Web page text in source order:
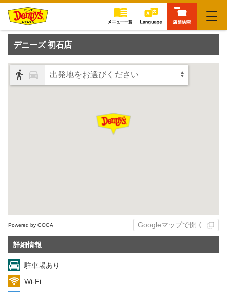
閉じる
デニーズ 初石店
出発地をお選びください
Powered by GOGA Googleマップで開く
詳細情報
駐車場あり
Wi-Fi